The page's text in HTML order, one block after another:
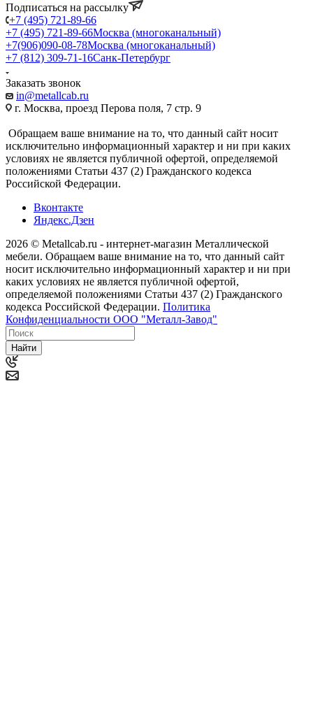
Подписаться на рассылку
+7 (495) 721-89-66
+7 (495) 721-89-66Москва (многоканальный)
+7(906)090-08-78Москва (многоканальный)
+7 (812) 309-71-16Санк-Петербург
Заказать звонок
in@metallcab.ru
г. Москва, проезд Перова поля, 7 стр. 9
Обращаем ваше внимание на то, что данный сайт носит
исключительно информационный характер и ни при каких
условиях не является публичной офертой, определяемой
положениями Статьи 437 (2) Гражданского кодекса
Российской Федерации.
Вконтакте
Яндекс.Дзен
2026 © Metallcab.ru - интернет-магазин Металлической
мебели. Обращаем ваше внимание на то, что данный сайт
носит исключительно информационный характер и ни при
каких условиях не является публичной офертой,
определяемой положениями Статьи 437 (2) Гражданского
кодекса Российской Федерации. Политика
Конфиденциальности ООО "Металл-Завод"
Найти